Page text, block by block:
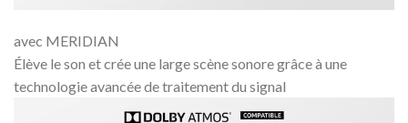
avec MERIDIAN
Élève le son et crée une large scène sonore grâce à une
technologie avancée de traitement du signal